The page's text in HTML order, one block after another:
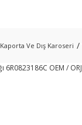
Kaporta Ve Dış Karoseri